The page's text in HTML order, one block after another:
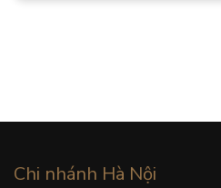
Chi nhánh Hà Nội